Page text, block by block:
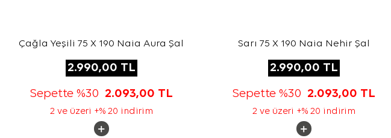
Çağla Yeşili 75 X 190 Naia Aura Şal
2.990,00 TL
Sepette %30 2.093,00 TL
2 ve üzeri +% 20 indirim
Sarı 75 X 190 Naia Nehir Şal
2.990,00 TL
Sepette %30 2.093,00 TL
2 ve üzeri +% 20 indirim